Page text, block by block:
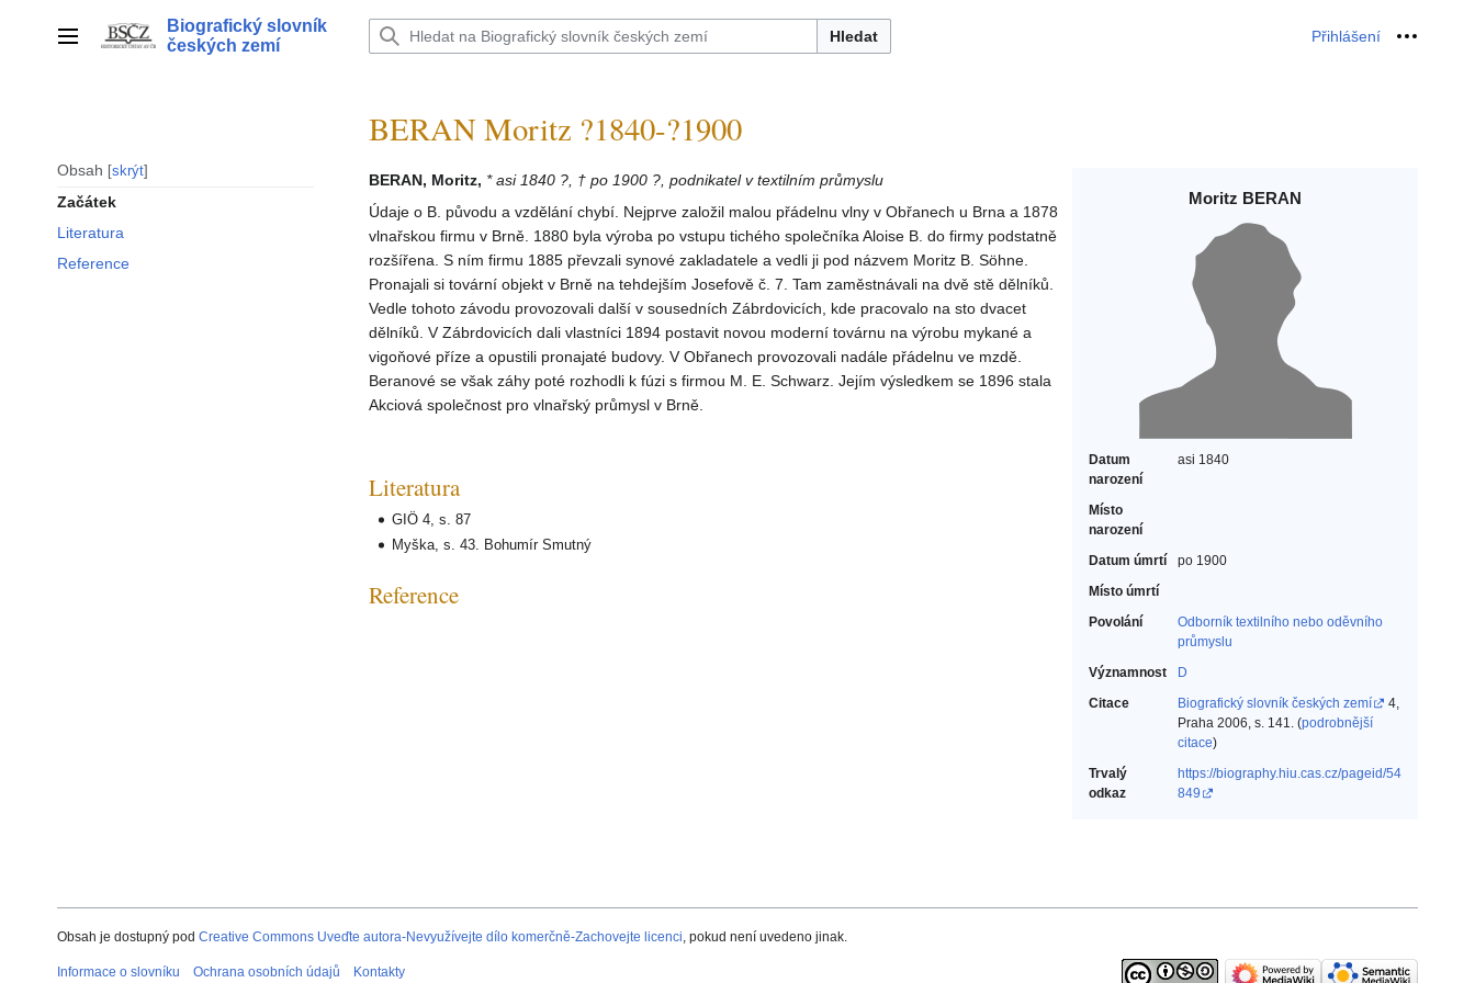
Hlavní menu
Biografický slovník
českých zemí
Hledat Přihlášení Osobní
Obsah skrýt
Začátek
Literatura
Reference
BERAN Moritz ?1840-?1900
Moritz BERAN
Datum
narození
asi 1840
Místo
narození
Datum úmrtí
po 1900
Místo úmrtí
Povolání
Odborník textilního nebo oděvního
průmyslu‎
Významnost
D
Citace
Biografický slovník českých zemí
4,
Praha 2006, s. 141. (podrobnější
citace)
Trvalý
odkaz
https://biography.hiu.cas.cz/pageid/54
849
BERAN, Moritz, * asi 1840 ?, † po 1900 ?, podnikatel v textilním průmyslu
Údaje o B. původu a vzdělání chybí. Nejprve založil malou přádelnu vlny v Obřanech u Brna a 1878
vlnařskou firmu v Brně. 1880 byla výroba po vstupu tichého společníka Aloise B. do firmy podstatně
rozšířena. S ním firmu 1885 převzali synové zakladatele a vedli ji pod názvem Moritz B. Söhne.
Pronajali si tovární objekt v Brně na tehdejším Josefově č. 7. Tam zaměstnávali na dvě stě dělníků.
Vedle tohoto závodu provozovali další v sousedních Zábrdovicích, kde pracovalo na sto dvacet
dělníků. V Zábrdovicích dali vlastníci 1894 postavit novou moderní továrnu na výrobu mykané a
vigoňové příze a opustili pronajaté budovy. V Obřanech provozovali nadále přádelnu ve mzdě.
Beranové se však záhy poté rozhodli k fúzi s firmou M. E. Schwarz. Jejím výsledkem se 1896 stala
Akciová společnost pro vlnařský průmysl v Brně.
Literatura
GIÖ 4, s. 87
Myška, s. 43. Bohumír Smutný
Reference
Obsah je dostupný pod Creative Commons Uveďte autora-Nevyužívejte dílo komerčně-Zachovejte licenci, pokud není uvedeno jinak.
Informace o slovníku Ochrana osobních údajů Kontakty